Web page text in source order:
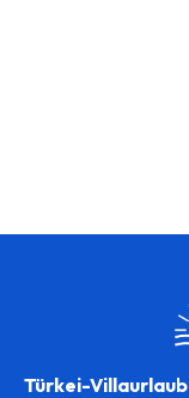
Türkei-Villaurlaub